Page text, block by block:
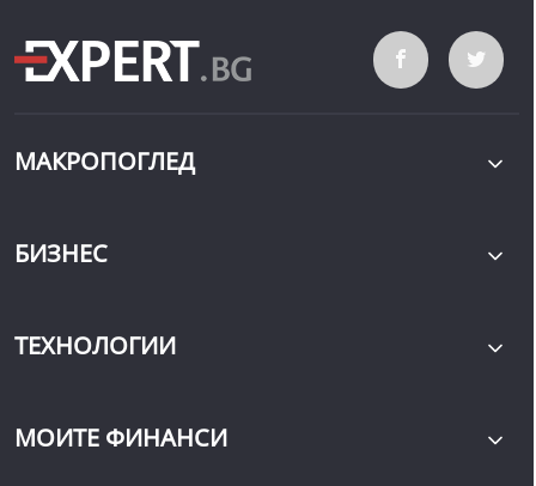
МАКРОПОГЛЕД
БИЗНЕС
ТЕХНОЛОГИИ
МОИТЕ ФИНАНСИ